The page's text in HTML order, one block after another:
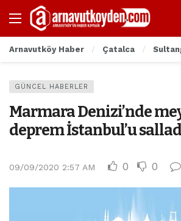
Arnavutköy Haber Çatalca
GÜNCEL HABERLER
Marmara Denizi’nde
deprem İstanbul’u
09/09/2020 2:57 AM 0 0